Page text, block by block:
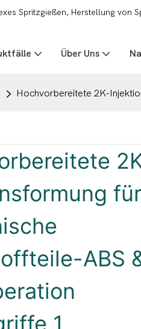
Spritzgießen, Herstellung von
Über Uns
Hochvorbereitete 2K-